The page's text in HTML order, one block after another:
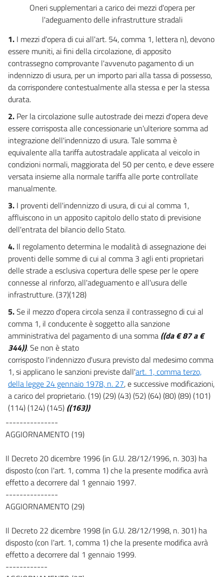
15
16
17
18
19
20
22
23
24
25
26
27
28
29
30
31
32
33
34 bis
Capo II
ORGANIZZAZIONE DELLA CIRCOLAZIONE E SEGNALETICA STRADALE
35
36
37
38
39
40
42
43
44
TITOLO III
DEI VEICOLI
Capo I
DEI VEICOLI IN GENERALE
46
Oneri supplementari a carico dei mezzi d'opera per
l'adeguamento delle infrastrutture stradali
1. I mezzi d'opera di cui all'art. 54, comma 1, lettera n), devono
essere muniti, ai fini della circolazione, di apposito
contrassegno comprovante l'avvenuto pagamento di un
indennizzo di usura, per un importo pari alla tassa di possesso,
da corrispondere contestualmente alla stessa e per la stessa
durata.
2. Per la circolazione sulle autostrade dei mezzi d'opera deve
essere corrisposta alle concessionarie un'ulteriore somma ad
integrazione dell'indennizzo di usura. Tale somma è
equivalente alla tariffa autostradale applicata al veicolo in
condizioni normali, maggiorata del 50 per cento, e deve essere
versata insieme alla normale tariffa alle porte controllate
manualmente.
3. I proventi dell'indennizzo di usura, di cui al comma 1,
affluiscono in un apposito capitolo dello stato di previsione
dell'entrata del bilancio dello Stato.
4. Il regolamento determina le modalità di assegnazione dei
proventi delle somme di cui al comma 3 agli enti proprietari
delle strade a esclusiva copertura delle spese per le opere
connesse al rinforzo, all'adeguamento e all'usura delle
infrastrutture. (37)(128)
5.Se il mezzo d'opera circola senza il contrassegno di cui al
comma 1, il conducente è soggetto alla sanzione
amministrativa del pagamento di una somma ((da € 87 a €
344)). Se non è stato
corrisposto l'indennizzo d'usura previsto dal medesimo comma
1, si applicano le sanzioni previste dall'art. 1, comma terzo,
della legge 24 gennaio 1978, n. 27, e successive modificazioni,
a carico del proprietario. (19) (29) (43) (52) (64) (80) (89) (101)
(114) (124) (145) ((163))
---------------
AGGIORNAMENTO (19)
Il Decreto 20 dicembre 1996 (in G.U. 28/12/1996, n. 303) ha
disposto (con l'art. 1, comma 1) che la presente modifica avrà
effetto a decorrere dal 1 gennaio 1997.
---------------
AGGIORNAMENTO (29)
Il Decreto 22 dicembre 1998 (in G.U. 28/12/1998, n. 301) ha
disposto (con l'art. 1, comma 1) che la presente modifica avrà
effetto a decorrere dal 1 gennaio 1999.
------------